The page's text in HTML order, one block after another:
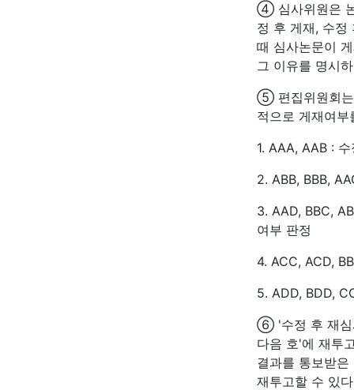
④ 심사위원은
정 후 게재, 수정
때 심사논문이
그 이유를 명시
⑤ 편집위원회는
적으로 게재여부
1. AAA, AAB :
2. ABB, BBB,
3. AAD, BBC,
여부 판정
4. ACC, ACD,
5. ADD, BDD,
⑥ '수정 후 재심
다음 호'에 재투
결과를 통보받
재투고할 수 있